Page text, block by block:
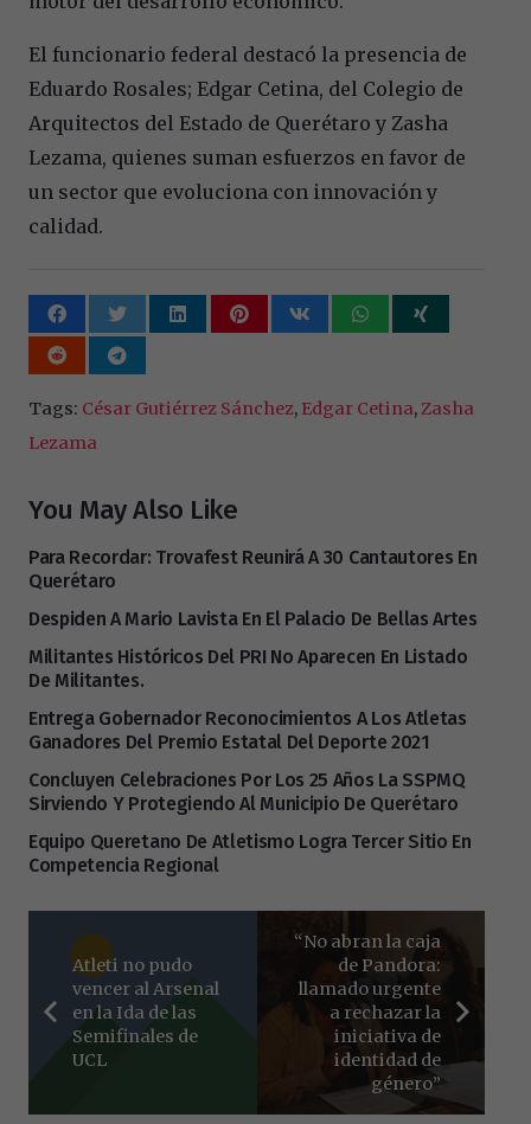
El funcionario federal destacó la presencia de
Eduardo Rosales; Edgar Cetina, del Colegio de
Arquitectos del Estado de Querétaro y Zasha
Lezama, quienes suman esfuerzos en favor de
un sector que evoluciona con innovación y
calidad.
Tags: César Gutiérrez Sánchez, Edgar Cetina,Zasha
Lezama
You May Also Like
Para Recordar: Trovafest Reunirá A 30 Cantautores En
Querétaro
Despiden A Mario Lavista En El Palacio De Bellas Artes
Militantes Históricos Del PRI No Aparecen En Listado
De Militantes.
Entrega Gobernador Reconocimientos A Los Atletas
Ganadores Del Premio Estatal Del Deporte 2021
Concluyen Celebraciones Por Los 25 Años La SSPMQ
Sirviendo Y Protegiendo Al Municipio De Querétaro
Equipo Queretano De Atletismo Logra Tercer Sitio En
Competencia Regional
Atleti no pudo
vencer al Arsenal
en la Ida de las
Semifinales de
UCL
“No abran la caja
de Pandora:
llamado urgente
a rechazar la
iniciativa de
identidad de
género”